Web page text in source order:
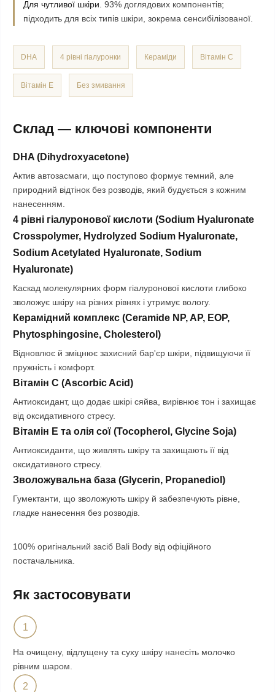
Для чутливої шкіри. 93% доглядових компонентів;
підходить для всіх типів шкіри, зокрема сенсибілізованої.
DHA 4 рівні гіалуронки Кераміди Вітамін C
Вітамін E Без змивання
Склад — ключові компоненти
DHA (Dihydroxyacetone)
Актив автозасмаги, що поступово формує темний, але
природний відтінок без розводів, який будується з кожним
нанесенням.
4 рівні гіалуронової кислоти (Sodium Hyaluronate
Crosspolymer, Hydrolyzed Sodium Hyaluronate,
Sodium Acetylated Hyaluronate, Sodium
Hyaluronate)
Каскад молекулярних форм гіалуронової кислоти глибоко
зволожує шкіру на різних рівнях і утримує вологу.
Керамідний комплекс (Ceramide NP, AP, EOP,
Phytosphingosine, Cholesterol)
Відновлює й зміцнює захисний бар'єр шкіри, підвищуючи її
пружність і комфорт.
Вітамін C (Ascorbic Acid)
Антиоксидант, що додає шкірі сяйва, вирівнює тон і захищає
від оксидативного стресу.
Вітамін E та олія сої (Tocopherol, Glycine Soja)
Антиоксиданти, що живлять шкіру та захищають її від
оксидативного стресу.
Зволожувальна база (Glycerin, Propanediol)
Гумектанти, що зволожують шкіру й забезпечують рівне,
гладке нанесення без розводів.
100% оригінальний засіб Bali Body від офіційного
постачальника.
Як застосовувати
1
На очищену, відлущену та суху шкіру нанесіть молочко
рівним шаром.
2